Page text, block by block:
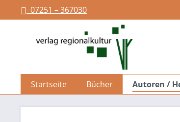
Zur Hauptnavigation springen
07251 – 367030
Startseite Bücher Autoren /